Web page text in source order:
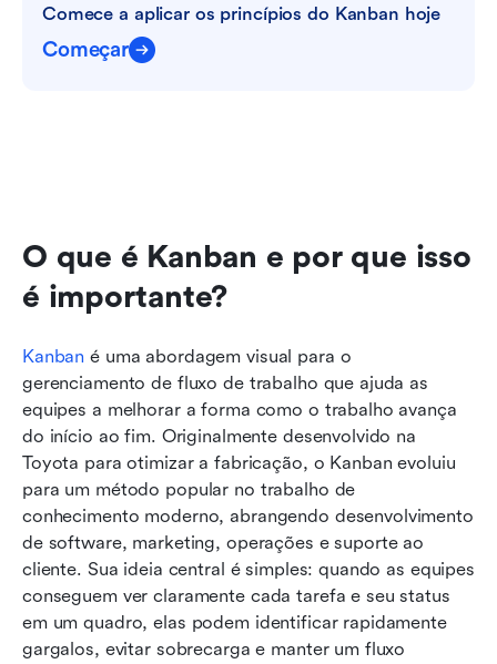
Comece a aplicar os princípios do Kanban hoje
Começar
O que é Kanban e por que isso
é importante?
Kanban é uma abordagem visual para o
gerenciamento de fluxo de trabalho que ajuda as
equipes a melhorar a forma como o trabalho avança
do início ao fim. Originalmente desenvolvido na
Toyota para otimizar a fabricação, o Kanban evoluiu
para um método popular no trabalho de
conhecimento moderno, abrangendo desenvolvimento
de software, marketing, operações e suporte ao
cliente. Sua ideia central é simples: quando as equipes
conseguem ver claramente cada tarefa e seu status
em um quadro, elas podem identificar rapidamente
gargalos, evitar sobrecarga e manter um fluxo